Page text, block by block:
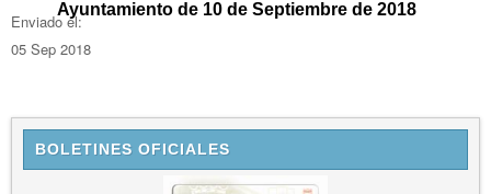
Ayuntamiento de 10 de Septiembre de 2018
Enviado el:
05 Sep 2018
BOLETINES OFICIALES